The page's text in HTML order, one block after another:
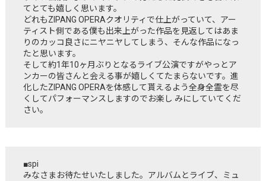
てとても嬉しく思います。
どれもZIPANG OPERAクオリティで仕上がっていて、アー
ティスト側である僕も出来上がった作品を見返してはあま
りのカッコ良さにニヤニヤしてしまう、そんな作品になっ
たと思います。
そして約1年10ヶ月ぶりとなるライブ公演ですがやっとア
ンカーの皆さんと会える事が嬉しくてたまらないです。進
化したZIPANG OPERAを体感して貰えるよう全身全霊を尽
くしてパフォーマンスしますのでお楽し みにしていてくだ
さい。
■spi
みなさまお待たせいたしました。アルバムとライブ、ミュ